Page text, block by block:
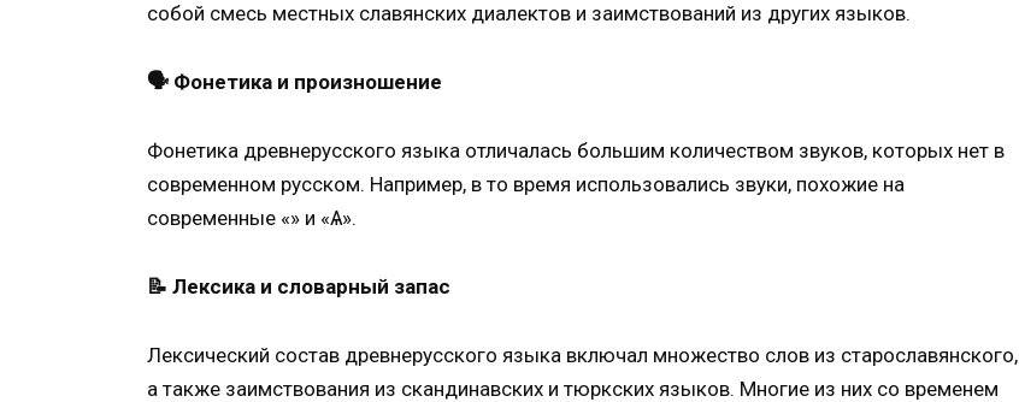
собой смесь местных славянских диалектов и заимствований из других языков.
🗣️ Фонетика и произношение
Фонетика древнерусского языка отличалась большим количеством звуков, которых нет в
современном русском. Например, в то время использовались звуки, похожие на
современные «Ѣ» и «Ѧ».
📝 Лексика и словарный запас
Лексический состав древнерусского языка включал множество слов из старославянского,
а также заимствования из скандинавских и тюркских языков. Многие из них со временем